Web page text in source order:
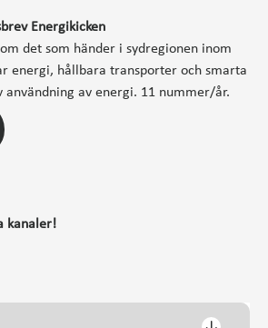
Energikicken
det som händer i sydregionen inom
energi, hållbara transporter och smarta
användning av energi. 11 nummer/år.
kanaler!